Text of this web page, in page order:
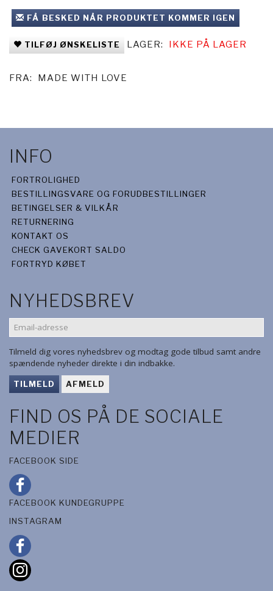
FÅ BESKED NÅR PRODUKTET KOMMER IGEN
TILFØJ ØNSKELISTE LAGER: IKKE PÅ LAGER
FRA: MADE WITH LOVE
INFO
FORTROLIGHED
BESTILLINGSVARE OG FORUDBESTILLINGER
BETINGELSER & VILKÅR
RETURNERING
KONTAKT OS
CHECK GAVEKORT SALDO
FORTRYD KØBET
NYHEDSBREV
EMAIL-
ADRESSE
Tilmeld dig vores nyhedsbrev og modtag gode tilbud samt andre
spændende nyheder direkte i din indbakke.
TILMELD AFMELD
FIND OS PÅ DE SOCIALE
MEDIER
FACEBOOK SIDE
FACEBOOK KUNDEGRUPPE
INSTAGRAM